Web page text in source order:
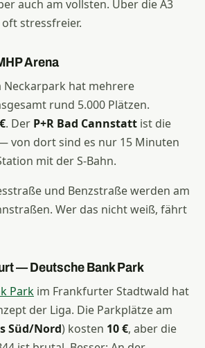
auch am vollsten. Über die A3
stressfreier.
Arena
Neckarpark hat mehrere
rund 5.000 Plätzen.
. Der P+R Bad Cannstatt ist die
von dort sind es nur 15 Minuten
mit der S-Bahn.
und Benzstraße werden am
Wer das nicht weiß, fährt
— Deutsche Bank Park
Park im Frankfurter Stadtwald hat
der Liga. Die Parkplätze am
Süd/Nord) kosten 10 €, aber die